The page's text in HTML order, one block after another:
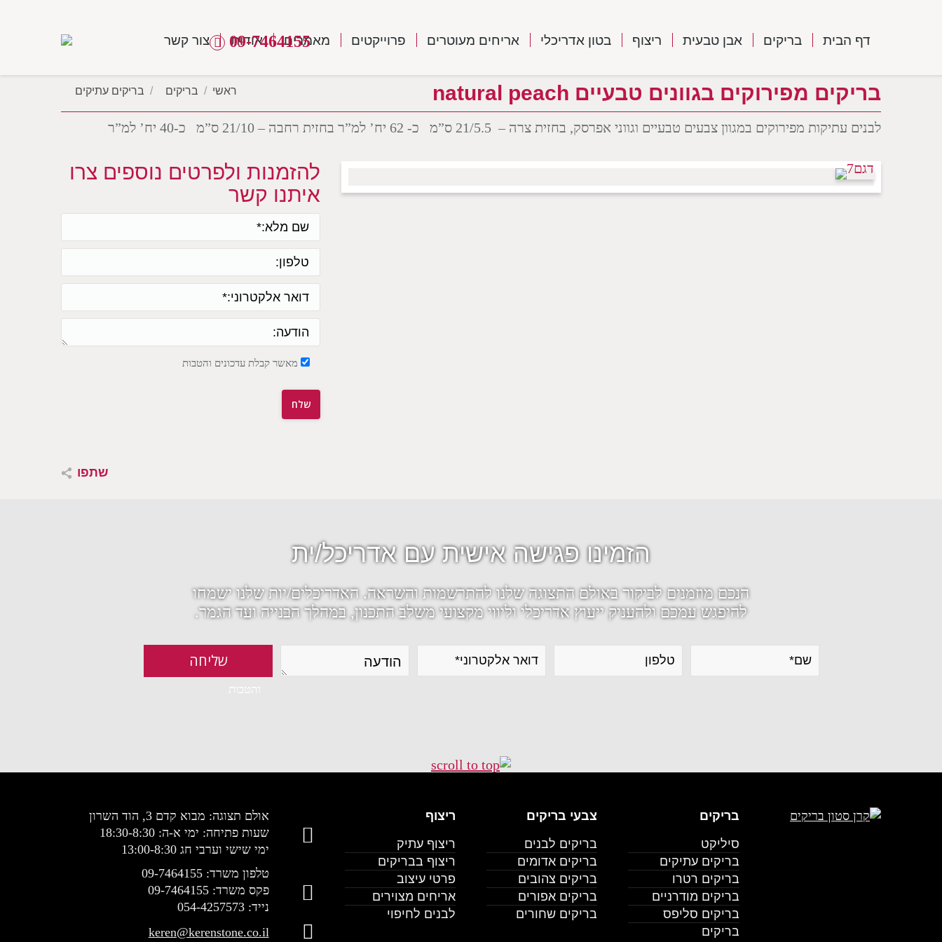
09-7464155 דף הבית בריקים אבן טבעית ריצוף בטון אדריכלי אריחים מעוטרים פרוייקטים מאמרים אודות צור קשר
מיקומך כאן ראשי בריקים בריקים עתיקים בריקים מפירוקים בגוונים טבעיים natural peach
לבנים עתיקות מפירוקים במגוון צבעים טבעיים וגווני אפרסק, בחזית צרה – 21/5.5 ס”מ כ- 62 יח’ למ”ר בחזית רחבה – 21/10 ס”מ כ-40 יח’ למ”ר
להזמנות ולפרטים נוספים צרו
איתנו קשר
מאשר קבלת עדכונים והטבות
שתפו
הזמינו פגישה אישית עם אדריכל/ית
הנכם מוזמנים לביקור באולם התצוגה שלנו להתרשמות והשראה. האדריכלים/יות שלנו ישמחו
להיפגש עמכם ולהעניק ייעוץ אדריכלי וליווי מקצועי משלב התכנון, במהלך הבנייה ועד הגמר.
והטבות
בריקים
סיליקט
בריקים עתיקים
בריקים רטרו
בריקים מודרניים
בריקים סליפס
בריקים
צבעי בריקים
בריקים לבנים
בריקים אדומים
בריקים צהובים
בריקים אפורים
בריקים שחורים
ריצוף
ריצוף עתיק
ריצוף בבריקים
פרטי עיצוב
אריחים מצוירים
לבנים לחיפוי
אולם תצוגה: מבוא קדם 3, הוד השרון
שעות פתיחה: ימי א-ה: 18:30-8:30
ימי שישי וערבי חג 13:00-8:30
טלפון משרד: 09-7464155
פקס משרד: 09-7464155
נייד: 054-4257573
keren@kerenstone.co.il